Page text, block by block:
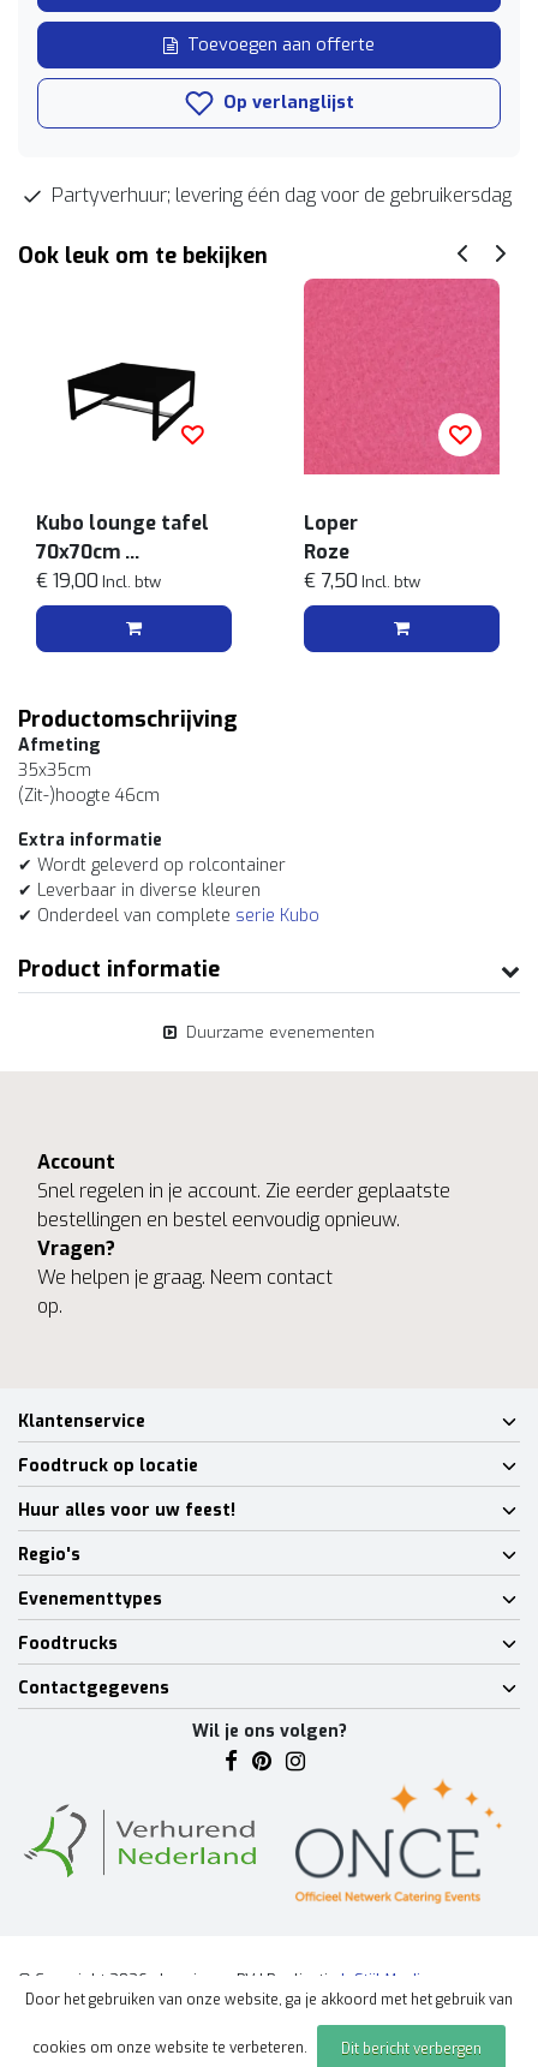
Toevoegen aan offerte
Op verlanglijst
Partyverhuur; levering één dag voor de gebruikersdag
Ook leuk om te bekijken
Kubo lounge tafel
70x70cm
Zwart
€ 19,00 Incl. btw
Loper
Roze
€ 7,50 Incl. btw
Productomschrijving
Afmeting
35x35cm
(Zit-)hoogte 46cm
Extra informatie
✔ Wordt geleverd op rolcontainer
✔ Leverbaar in diverse kleuren
✔ Onderdeel van complete serie Kubo
Product informatie
Duurzame evenementen
Account
Snel regelen in je account. Zie eerder geplaatste
bestellingen en bestel eenvoudig opnieuw.
Vragen?
We helpen je graag. Neem contact
op.
Klantenservice
Foodtruck op locatie
Huur alles voor uw feest!
Regio's
Evenementtypes
Foodtrucks
Contactgegevens
Wil je ons volgen?
© Copyright 2026 - Lumineux BV | Realisatie
InStijl Media
Algemene voorwaarden|Disclaimer|Privacy Policy|Sitemap |
Door het gebruiken van onze website, ga je akkoord met het gebruik van
cookies om onze website te verbeteren. Dit bericht verbergen